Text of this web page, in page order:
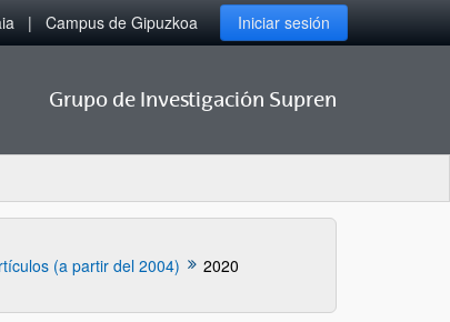
Campus de Gipuzkoa Iniciar sesión
Grupo de Investigación Supren
(a partir del 2004) 2020